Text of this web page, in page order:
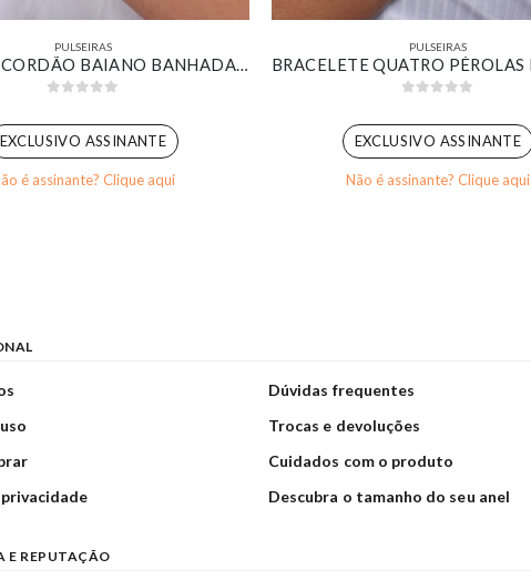
PULSEIRAS
PULSEIRA CORDÃO BAIANO BANHADA EM OURO 18K
EXCLUSIVO ASSINANTE
é assinante? Clique aqui
PULSEIRAS
EXCLUSIVO ASSINANTE
Não é assinante? Clique aqui
Dúvidas frequentes
Trocas e devoluções
Cuidados com o produto
Descubra o tamanho do seu anel
E REPUTAÇÃO